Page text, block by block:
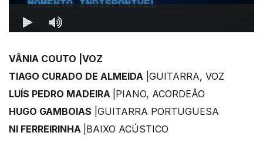
VÂNIA COUTO |VOZ
TIAGO CURADO DE ALMEIDA |GUITARRA, VOZ
LUÍS PEDRO MADEIRA |PIANO, ACORDEÃO
HUGO GAMBOIAS |GUITARRA PORTUGUESA
NI FERREIRINHA |BAIXO ACÚSTICO